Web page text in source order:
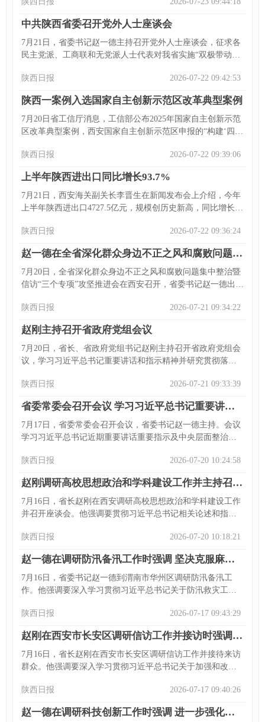
委书记赵一德出席开幕式并致欢迎辞。多位国内外嘉宾出席
论坛期间还发布案例集、举行系列活动。本次论坛由世界互
联网大会主办、陕西省人民政府承办，约800名嘉宾参会。
中共陕西省委召开党外人士座谈会
7月21日，省委书记赵一德主持召开党外人士座谈会，征求各
民主党派、工商联和无党派人士代表对我省实施“双极带动、
发言，赵一德表示将认真梳理研究、吸收采纳。他指出要深
展战略，增强发展整体性、协同性。他希望各方发挥优势、
建言献策，省委将支持其工作。省委常委李钧等参加会议。
陕西日报 2026-07-22 09:42:53
陕西一案例入选国家自主创新示范区改革典型案例
7月20日省工信厅消息，工信部公布2025年国家自主创新示范
区改革典型案例，西安国家自主创新示范区申报的“构建‘四链
布“追光计划”，陕西围绕光子产业构建硬科技生态体系，形成
陕西累计招引和培育多家企业，实现产值和数量双翻倍。入
选彰显其示范作用，为全国提供经验。
陕西日报 2026-07-22 09:39:06
上半年陕西进出口同比增长93.7%
7月21日，西安海关副关长李晋生在新闻发布会上介绍，今年
上半年陕西进出口4727.5亿元，规模创历史新高，同比增长
速、位次连创新高，主要贸易伙伴进出口全面增长，各类经
两位数以上增长。
陕西日报 2026-07-22 09:36:24
赵一德在全省深化群众身边不正之风和腐败问题集中整治暨信访“三个专项”攻坚推进会上强调 持续紧抓集中整治和信访“三个专项” 以更多可感可及的实际成效造福于民
7月20日，全省深化群众身边不正之风和腐败问题集中整治暨
信访“三个专项”攻坚推进会在西安召开，省委书记赵一德出席
总书记相关重要指示精神和思想，持续紧抓集中整治和信
作推进体系上再加力、再攻坚、再强化。省委副书记、省长
赵刚主持会议并强调要聚力减存量、遏增量。会上通报工作
进展，部分单位作发言，省直有关部门等负责同志参加会
陕西日报 2026-07-21 09:34:22
赵刚主持召开省政府党组会议
7月20日，省长、省政府党组书记赵刚主持召开省政府党组会
议，学习习近平总书记重要讲话和指示精神并研究贯彻落实
划人工智能产业布局，实施“人工智能 +”行动，完善支持政
作。
陕西日报 2026-07-21 09:33:39
省委常委会召开会议 学习习近平总书记重要讲话重要指示精神 部署人工智能发展城市更新防汛救灾等工作
7月17日，省委常委会召开会议，省委书记赵一德主持。会议
学习习近平总书记近期重要讲话重要指示及中央层面整治形
施，听取全省全面从严治党工作汇报，审议《省委全面从严
市更新等多项工作，强调各方面工作的具体落实要求。
陕西日报 2026-07-20 10:24:58
赵刚调研高校思想政治和学科建设工作并主持召开座谈会时强调 强化思想政治教育 提升教学科研水平 着力推动高等教育高质量内涵式发展
7月16日，省长赵刚在西安调研高校思想政治和学科建设工作
并召开座谈会。他强调要贯彻习近平总书记相关论述和指示
院、西安邮电大学调研，提出相关要求。座谈会上强调坚持
底线等。省政府秘书长吕来升等参加活动。
陕西日报 2026-07-20 10:18:21
赵一德在调研防汛备汛工作时强调 坚决克服麻痹思想和侥幸心理 以严密举措筑牢防汛减灾坚固防线
7月16日，省委书记赵一德到渭南市华州区调研防汛备汛工
作。他强调要深入学习贯彻习近平总书记关于防汛救灾工作
命财产安全。他检查水库、峪口等情况，并前往应急防汛指
长李钧等参加调研。
陕西日报 2026-07-17 09:43:29
赵刚在西安市长安区调研信访工作并接访时强调 用心用情解决群众合理诉求 依法依规维护群众合法权益
7月16日，省长赵刚在西安市长安区调研信访工作并接待来访
群众。他强调要深入学习贯彻习近平总书记关于加强和改进
诉求。他还对当地干部提出要求，并强调各级各部门要扛牢
坚持和发展新时代“枫桥经验”化解矛盾纠纷。省政府秘书长吕
陕西日报 2026-07-17 09:40:26
赵一德在调研科技创新工作时强调 进一步强化企业创新主体地位 更好推动科技创新和产业创新深度融合